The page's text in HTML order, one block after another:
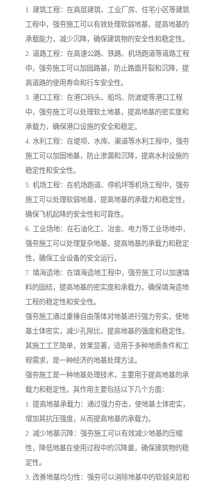
1. 建筑工程：在高层建筑、工业厂房、住宅小区等建筑
工程中，强夯施工可以有效处理软弱地基，提高地基的
承载能力，减少沉降，确保建筑物的安全性和稳定性。
2. 道路工程：在高速公路、铁路、机场跑道等道路工程
中，强夯施工可以加固路基，防止路面开裂和沉降，提
高道路的使用寿命和行车安全性。
3. 港口工程：在港口码头、船坞、防波堤等港口工程
中，强夯施工可以处理软土地基，提高地基的密实度和
承载力，确保港口设施的安全和稳定。
4. 水利工程：在堤坝、水库、渠道等水利工程中，强夯
施工可以加固地基，防止渗漏和沉降，提高水利设施的
稳定性和安全性。
5. 机场工程：在机场跑道、停机坪等机场工程中，强夯
施工可以处理软弱地基，提高地基的承载力和稳定性，
确保飞机起降的安全性和可靠性。
6. 工业场地：在石油化工、冶金、电力等工业场地中，
强夯施工可以处理复杂地基，提高地基的承载力和稳定
性，确保工业设备的安全运行。
7. 填海造地：在填海造地工程中，强夯施工可以加速填
料的固结，提高地基的密实度和承载力，确保填海造地
工程的稳定性和安全性。
强夯施工通过重锤自由落体对地基进行强力夯实，使地
基土体密实，减少孔隙比，提高地基的强度和稳定性。
其施工工艺简单，效果显著，适用于多种地质条件和工
程需求，是一种经济的地基处理方法。
强夯施工是一种地基处理技术，主要用于提高地基的承
载力和稳定性。其作用主要包括以下几个方面：
1. 提高地基承载力：通过强力夯击，使地基土体密实，
增加其抗压强度，从而提高地基的承载力。
2. 减少地基沉降：强夯施工可以有效减少地基的压缩
性，降低地基在使用过程中的沉降量，确保建筑物的稳
定性。
3. 改善地基均匀性：强夯可以消除地基中的软弱夹层和